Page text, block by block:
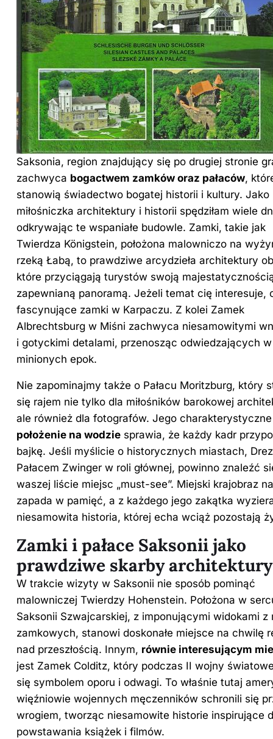
Saksonia, region znajdujący się po drugiej stronie
zachwyca bogactwem zamków oraz pałaców,
stanowią świadectwo bogatej historii i kultury. Jako
miłośniczka architektury i historii spędziłam wiele
odkrywając te wspaniałe budowle. Zamki, takie jak
Twierdza Königstein, położona malowniczo na
rzeką Łabą, to prawdziwe arcydzieła architektury
które przyciągają turystów swoją
zapewnianą panoramą. Jeżeli temat cię interesuje,
fascynujące zamki w Karpaczu. Z kolei Zamek
Albrechtsburg w Miśni zachwyca niesamowitymi
i gotyckimi detalami, przenosząc odwiedzających
minionych epok.
Nie zapominajmy także o Pałacu Moritzburg, który
się rajem nie tylko dla miłośników barokowej
ale również dla fotografów. Jego charakterystyczne
położenie na wodzie sprawia, że każdy kadr
bajkę. Jeśli myślicie o historycznych miastach,
Pałacem Zwinger w roli głównej, powinno znaleźć
waszej liście miejsc „must-see”. Miejski krajobraz
zapada w pamięć, a z każdego jego zakątka
niesamowita historia, której echa wciąż pozostają
Zamki i pałace Saksonii jako
prawdziwe skarby architektury
W trakcie wizyty w Saksonii nie sposób pominąć
malowniczej Twierdzy Hohenstein. Położona w
Saksonii Szwajcarskiej, z imponującymi widokami z
zamkowych, stanowi doskonałe miejsce na chwilę
nad przeszłością. Innym, równie interesującym
jest Zamek Colditz, który podczas II wojny
się symbolem oporu i odwagi. To właśnie tutaj
więźniowie wojennych męczenników schronili się
wrogiem, tworząc niesamowite historie inspirujące
powstawania książek i filmów.